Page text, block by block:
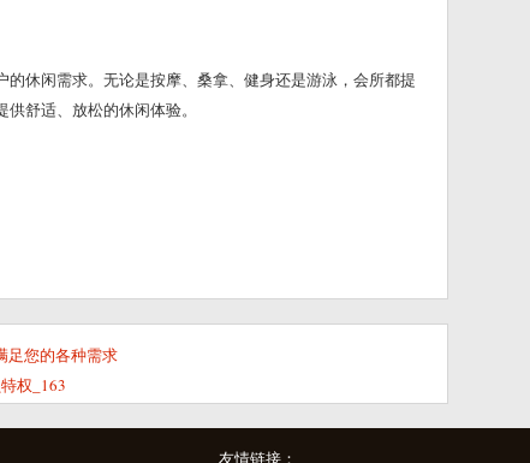
休闲需求。无论是按摩、桑拿、健身还是游泳，会所都提
舒适、放松的休闲体验。
足您的各种需求
权_163
友情链接：